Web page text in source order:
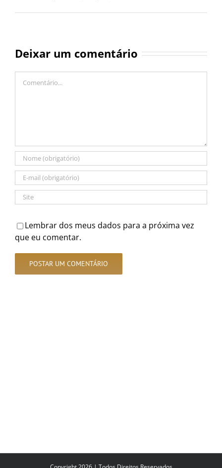
Deixar um comentário
Lembrar dos meus dados para a próxima vez
que eu comentar.